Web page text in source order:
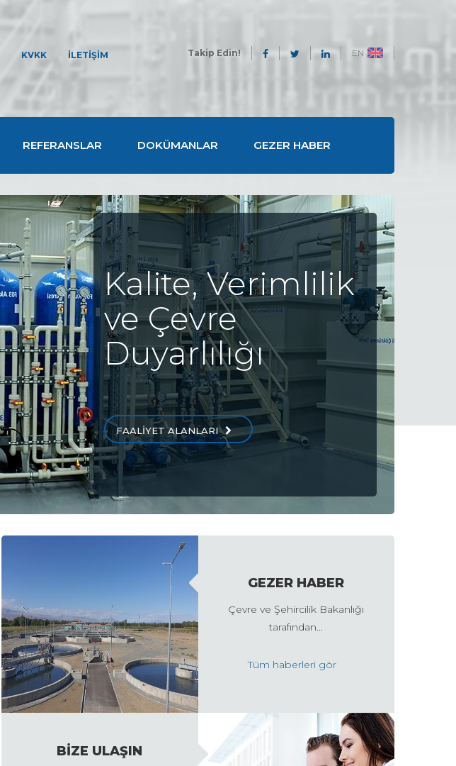
KVKK İLETİŞİM Takip Edin! EN
REFERANSLAR DOKÜMANLAR GEZER HABER
Kalite, Verimlilik
ve Çevre
Duyarlılığı
FAALİYET ALANLARI
GEZER HABER
Çevre ve Şehircilik Bakanlığı
tarafından...
Tüm haberleri gör
BİZE ULAŞIN